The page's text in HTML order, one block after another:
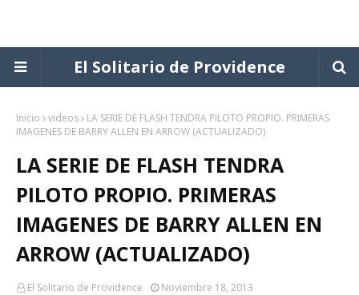
El Solitario de Providence
Inicio videos
LA SERIE DE FLASH TENDRA PILOTO PROPIO. PRIMERAS
IMAGENES DE BARRY ALLEN EN ARROW (ACTUALIZADO)
LA SERIE DE FLASH TENDRA
PILOTO PROPIO. PRIMERAS
IMAGENES DE BARRY ALLEN EN
ARROW (ACTUALIZADO)
El Solitario de Providence Noviembre 18, 2013